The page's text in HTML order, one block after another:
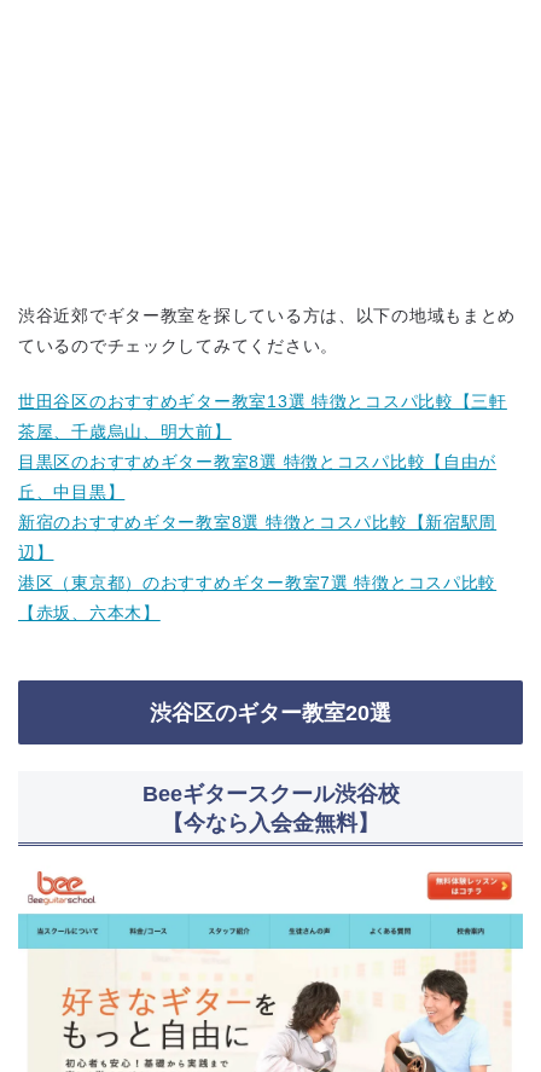
渋谷近郊でギター教室を探している方は、以下の地域もまとめ
ているのでチェックしてみてください。
世田谷区のおすすめギター教室13選 特徴とコスパ比較【三軒
茶屋、千歳烏山、明大前】
目黒区のおすすめギター教室8選 特徴とコスパ比較【自由が
丘、中目黒】
新宿のおすすめギター教室8選 特徴とコスパ比較【新宿駅周
辺】
港区（東京都）のおすすめギター教室7選 特徴とコスパ比較
【赤坂、六本木】
渋谷区のギター教室20選
Beeギタースクール渋谷校
【今なら入会金無料】